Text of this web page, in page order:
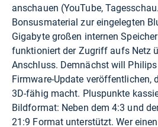
anschauen (YouTube,
Bonsusmaterial zur eingelegten
Gigabyte großen internen
funktioniert der Zugriff aufs Netz
Anschluss. Demnächst will
Firmware-Update veröffentlichen,
3D-fähig macht. Pluspunkte
Bildformat: Neben dem 4:3 und
21:9 Format unterstützt. Wer einen